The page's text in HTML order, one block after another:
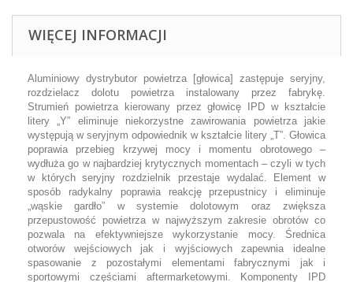
WIĘCEJ INFORMACJI
Aluminiowy dystrybutor powietrza [głowica] zastępuje seryjny,
rozdzielacz dolotu powietrza instalowany przez fabrykę.
Strumień powietrza kierowany przez głowicę IPD w kształcie
litery „Y” eliminuje niekorzystne zawirowania powietrza jakie
występują w seryjnym odpowiednik w kształcie litery „T”. Głowica
poprawia przebieg krzywej mocy i momentu obrotowego –
wydłuża go w najbardziej krytycznych momentach – czyli w tych
w których seryjny rozdzielnik przestaje wydalać. Element w
sposób radykalny poprawia reakcję przepustnicy i eliminuje
„wąskie gardło” w systemie dolotowym oraz zwiększa
przepustowość powietrza w najwyższym zakresie obrotów co
pozwala na efektywniejsze wykorzystanie mocy. Średnica
otworów wejściowych jak i wyjściowych zapewnia idealne
spasowanie z pozostałymi elementami fabrycznymi jak i
sportowymi częściami aftermarketowymi. Komponenty IPD